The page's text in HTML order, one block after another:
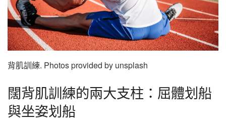
背肌訓練. Photos provided by unsplash
闊背肌訓練的兩大支柱：屈體划船
與坐姿划船